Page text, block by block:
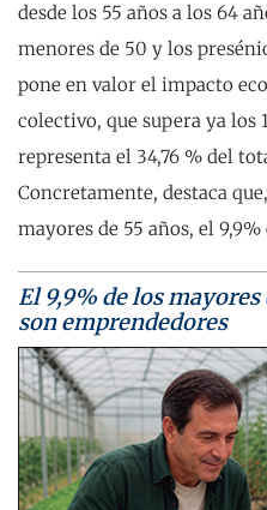
desde los 55 años a los 64
menores de 50 y los
pone en valor el impacto
colectivo, que supera ya los
representa el 34,76 % del
Concretamente, destaca
mayores de 55 años, el
El 9,9% de los mayores
son emprendedores